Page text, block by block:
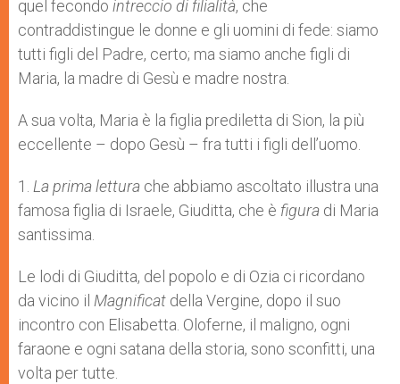
quel fecondo intreccio di filialità, che
contraddistingue le donne e gli uomini di fede: siamo
tutti figli del Padre, certo; ma siamo anche figli di
Maria, la madre di Gesù e madre nostra.
A sua volta, Maria è la figlia prediletta di Sion, la più
eccellente – dopo Gesù – fra tutti i figli dell’uomo.
1. La prima lettura che abbiamo ascoltato illustra una
famosa figlia di Israele, Giuditta, che è figura di Maria
santissima.
Le lodi di Giuditta, del popolo e di Ozia ci ricordano
da vicino il Magnificat della Vergine, dopo il suo
incontro con Elisabetta. Oloferne, il maligno, ogni
faraone e ogni satana della storia, sono sconfitti, una
volta per tutte.